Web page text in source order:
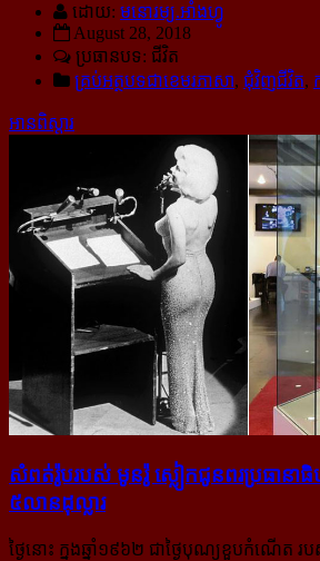
ដោយ: មនោរម្យ.អាំងហ្វូ
August 28, 2018
ប្រធានបទ: ជីវិត
គ្រប់អត្ថបទជាខេមរភាសា, ជុំវិញជីវិត,
អានពិស្ដារ
សំពត់​រ៉ូប​របស់ មូនរ៉ូ ស្លៀក​ជូនពរ​ប្រធានាធិប
៥លាន​ដុល្លារ
ថ្ងៃនោះ ក្នុងឆ្នាំ១៩៦២ ជាថ្ងៃបុណ្យខួបកំណើត រ